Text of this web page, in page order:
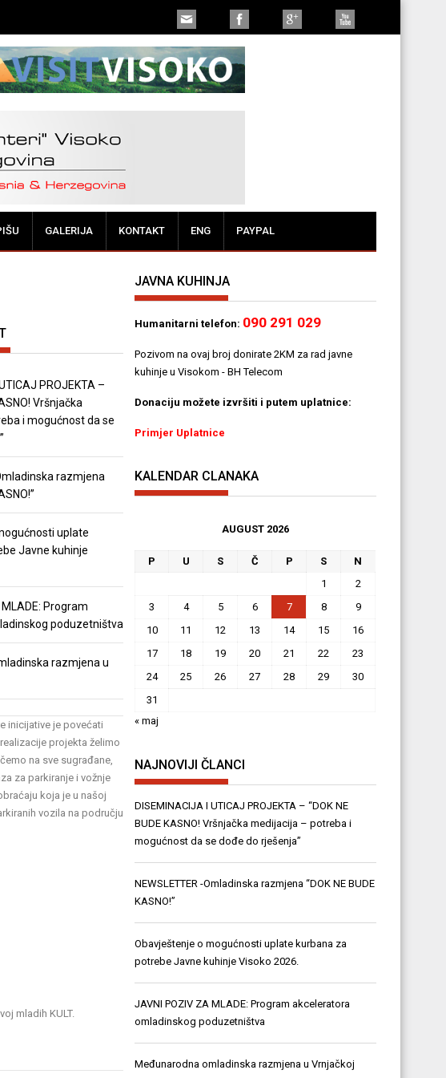
GALERIJA KONTAKT ENG PAYPAL
PROJEKTA –
Vršnjačka
i mogućnost da se
razmjena
uplate
Javne kuhinje
Program
poduzetništva
razmjena u
inicijative je povećati
projekta želimo
na sve sugrađane,
za parkiranje i vožnje
koja je u našoj
vozila na području
mladih KULT.
JAVNA KUHINJA
Humanitarni telefon: 090 291 029
Pozivom na ovaj broj donirate 2KM za rad javne
kuhinje u Visokom - BH Telecom
Donaciju možete izvršiti i putem uplatnice:
Primjer Uplatnice
KALENDAR CLANAKA
AUGUST 2026
P U S Č P S
N
1
2
3
4 5 6 7 8
9
10
11 12 13 14 15
16
17
18 19 20 21 22
23
24
25 26 27 28 29
30
31
« maj
NAJNOVIJI ČLANCI
DISEMINACIJA I UTICAJ PROJEKTA – “DOK NE
BUDE KASNO! Vršnjačka medijacija – potreba i
mogućnost da se dođe do rješenja”
NEWSLETTER -Omladinska razmjena “DOK NE BUDE
KASNO!”
Obavještenje o mogućnosti uplate kurbana za
potrebe Javne kuhinje Visoko 2026.
JAVNI POZIV ZA MLADE: Program akceleratora
omladinskog poduzetništva
Međunarodna omladinska razmjena u Vrnjačkoj